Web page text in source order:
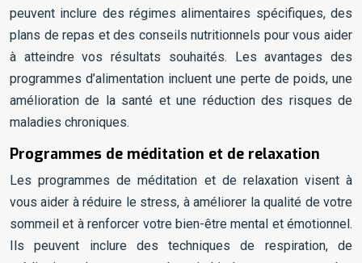
peuvent inclure des régimes alimentaires spécifiques, des
plans de repas et des conseils nutritionnels pour vous aider
à atteindre vos résultats souhaités. Les avantages des
programmes d’alimentation incluent une perte de poids, une
amélioration de la santé et une réduction des risques de
maladies chroniques.
Programmes de méditation et de relaxation
Les programmes de méditation et de relaxation visent à
vous aider à réduire le stress, à améliorer la qualité de votre
sommeil et à renforcer votre bien-être mental et émotionnel.
Ils peuvent inclure des techniques de respiration, de